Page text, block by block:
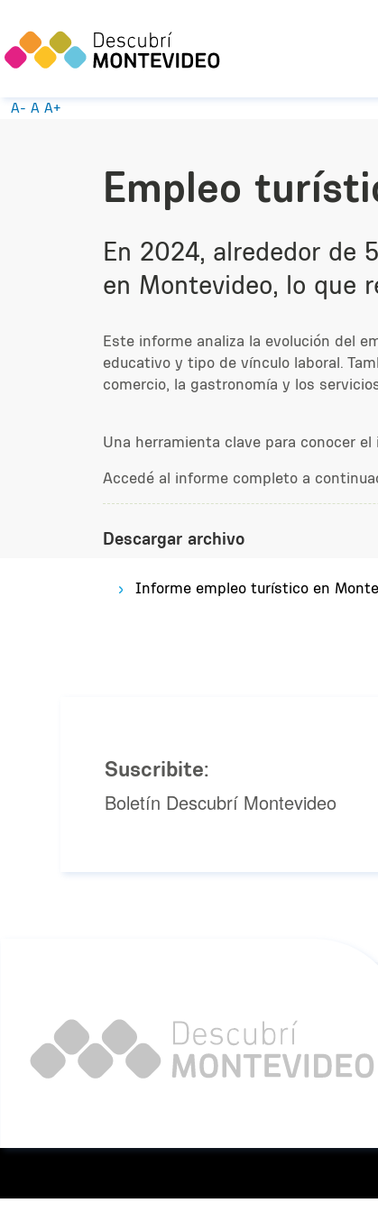
A- A A+
Empleo
En 2024, alrededor de
en Montevideo, lo que
Este informe analiza la evolución del
educativo y tipo de vínculo laboral.
comercio, la gastronomía y los
Una herramienta clave para conocer
Accedé al informe completo a
Descargar archivo
Informe empleo turístico en
Suscribite:
Boletín Descubrí Montevideo